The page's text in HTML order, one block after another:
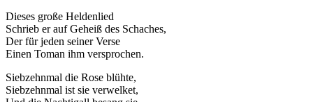
Dieses große Heldenlied
Schrieb er auf Geheiß des Schaches,
Der für jeden seiner Verse
Einen Toman ihm versprochen.
Siebzehnmal die Rose blühte,
Siebzehnmal ist sie verwelket,